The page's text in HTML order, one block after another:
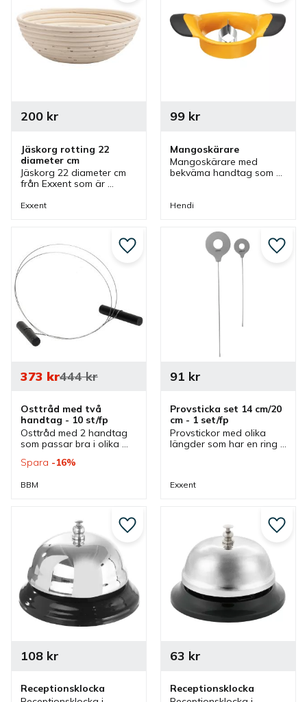
Jäskorg rotting 22
diameter cm
Jäskorg 22 diameter cm
från Exxent som är
natur färg. En jäskorg
200kr
Exxent
Mangoskärare
Mangoskärare med
bekväma handtag som
kärnan på mangon.
99kr
Hendi
Osttråd med två
handtag - 10 st/fp
Osttråd med 2 handtag
som passar bra i olika
exempelvis bakom den
delikatessdisken eller i
373 kr444kr
Spara 16%
BBM
Lägg till i favoriter
Provsticka set 14 cm/20
cm - 1 set/fp
Provstickor med olika
längder som har en ring
91 kr
Exxent
Lägg
Receptionsklocka
108kr
Lägg till i favoriter
Receptionsklocka
63 kr
Lägg